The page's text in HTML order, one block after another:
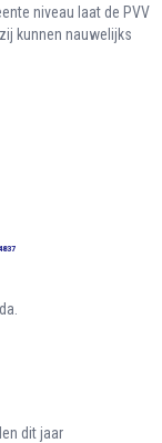
niveau laat de PVV
kunnen nauwelijks
dit jaar